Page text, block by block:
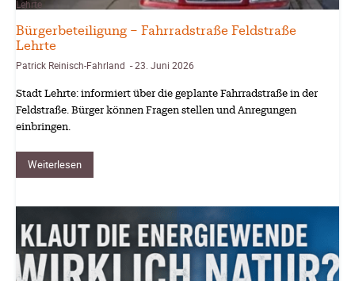
Lehrte
Bürgerbeteiligung – Fahrradstraße Feldstraße
Lehrte
Patrick Reinisch-Fahrland -23. Juni 2026
Stadt Lehrte: informiert über die geplante Fahrradstraße in der
Feldstraße. Bürger können Fragen stellen und Anregungen
einbringen.
Weiterlesen